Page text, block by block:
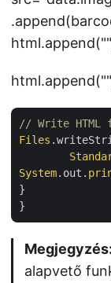
html.append("
html.append("
// Write
Files
System.out.
}
Megjegyzés:
alapvető